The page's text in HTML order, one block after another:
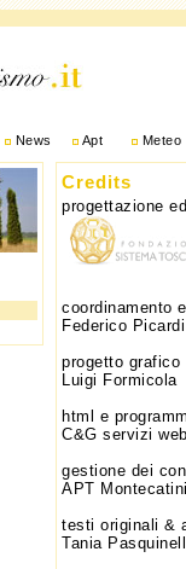
News Apt Meteo
Credits
progettazione
coordinamento
Federico Picardi
progetto grafico
Luigi Formicola
html e
C&G servizi
gestione dei
APT
testi originali &
Tania